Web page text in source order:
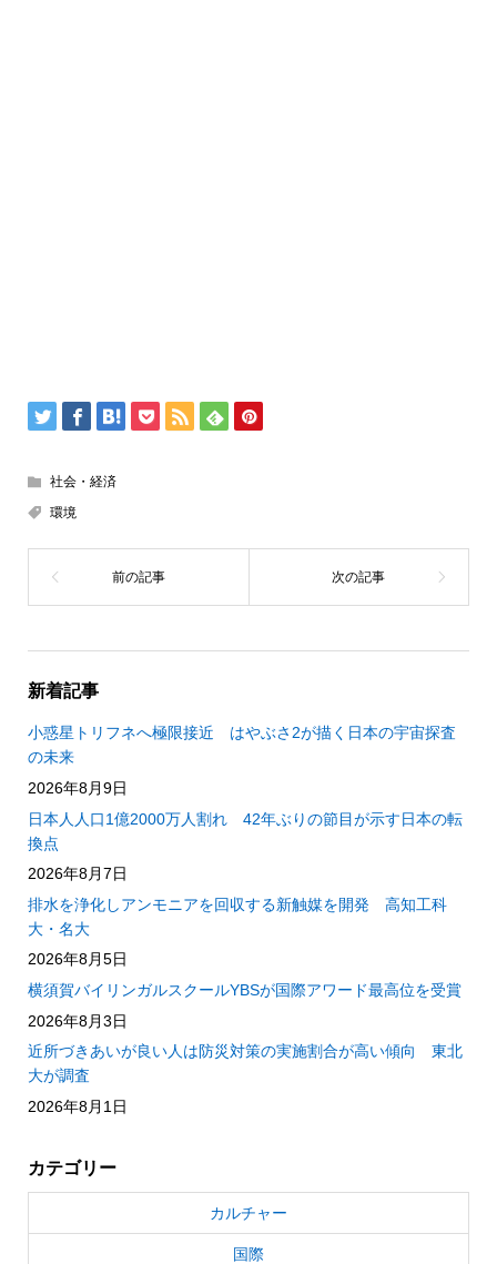
社会・経済
環境
新着記事
小惑星トリフネへ極限接近 はやぶさ2が描く日本の宇宙探査
の未来
2026年8月9日
日本人人口1億2000万人割れ 42年ぶりの節目が示す日本の転
換点
2026年8月7日
排水を浄化しアンモニアを回収する新触媒を開発 高知工科
大・名大
2026年8月5日
横須賀バイリンガルスクールYBSが国際アワード最高位を受賞
2026年8月3日
近所づきあいが良い人は防災対策の実施割合が高い傾向 東北
大が調査
2026年8月1日
カテゴリー
カルチャー
国際